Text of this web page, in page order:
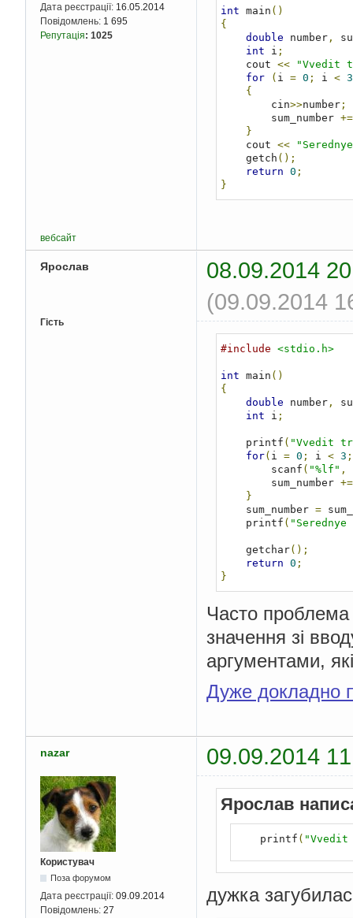
Дата реєстрації: 16.05.2014
Повідомлень: 1 695
Репутація: 1025
int main ()
{
double number,
int i ;
    cout
<<
"Vvedit
for
( i = 0 ; i < 3
{
        cin
>>number;
        sum_number
+=
}
    cout
<<
    getch
();
return 0 ;
}
вебсайт
Ярослав
08.09.2014
(09.09.2014
Гість
#include <stdio.h>
int main ()
{
double number,
int i ;
    printf
( "Vvedit
for( i = 0 ; i < 3 ;
        scanf
( "%lf" ,
        sum_number
+=
}
    sum_number
=
    printf
(
    getchar
();
return 0 ;
}
Часто проблема
значення зі
аргументами,
Дуже докладно
nazar 09.09.2014
Користувач
Поза форумом
Дата реєстрації: 09.09.2014
Повідомлень: 27
Ярослав
    printf
(
дужка